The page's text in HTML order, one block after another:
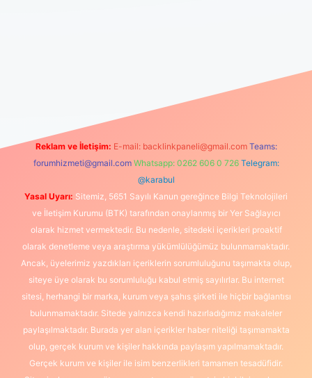
Reklam ve İletişim: E-mail: backlinkpaneli@gmail.com Teams:
forumhizmeti@gmail.com Whatsapp: 0262 606 0 726 Telegram:
@karabul
Yasal Uyarı: Sitemiz, 5651 Sayılı Kanun gereğince Bilgi Teknolojileri
ve İletişim Kurumu (BTK) tarafından onaylanmış bir Yer Sağlayıcı
olarak hizmet vermektedir. Bu nedenle, sitedeki içerikleri proaktif
olarak denetleme veya araştırma yükümlülüğümüz bulunmamaktadır.
Ancak, üyelerimiz yazdıkları içeriklerin sorumluluğunu taşımakta olup,
siteye üye olarak bu sorumluluğu kabul etmiş sayılırlar. Bu internet
sitesi, herhangi bir marka, kurum veya şahıs şirketi ile hiçbir bağlantısı
bulunmamaktadır. Sitede yalnızca kendi hazırladığımız makaleler
paylaşılmaktadır. Burada yer alan içerikler haber niteliği taşımamakta
olup, gerçek kurum ve kişiler hakkında paylaşım yapılmamaktadır.
Gerçek kurum ve kişiler ile isim benzerlikleri tamamen tesadüfidir.